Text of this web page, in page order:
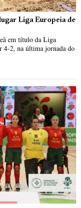
Liga Europeia de
em título da Liga
4-2, na última jornada do